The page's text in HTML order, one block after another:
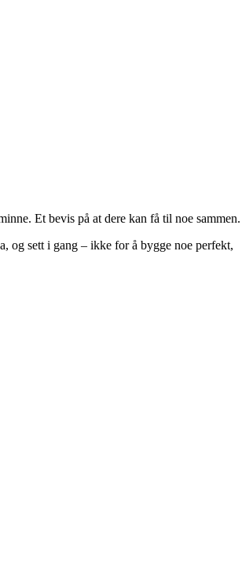
Et bevis på at dere kan få til noe sammen.
og sett i gang – ikke for å bygge noe perfekt,